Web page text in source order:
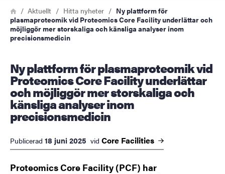
Länkstig
HemAktuellt Hitta nyheter
Ny plattform för
plasmaproteomik vid Proteomics Core Facility underlättar och
möjliggör mer storskaliga och känsliga analyser inom
precisionsmedicin
Ny plattform för plasmaproteomik vid
Proteomics Core Facility underlättar
och möjliggör mer storskaliga och
känsliga analyser inom
precisionsmedicin
Publicerad 18 juni 2025 vid Core Facilities
Proteomics Core Facility (PCF) har